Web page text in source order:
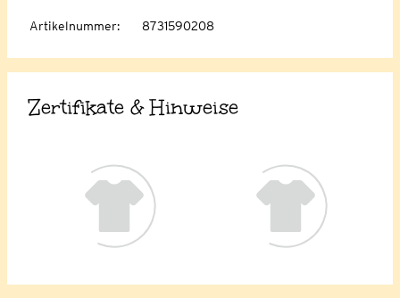
Artikelnummer: 8731590208
Zertifikate & Hinweise